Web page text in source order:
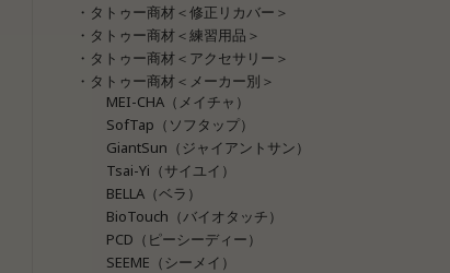
・タトゥー商材＜修正リカバー＞
・タトゥー商材＜練習用品＞
・タトゥー商材＜アクセサリー＞
・タトゥー商材＜メーカー別＞
MEI-CHA（メイチャ）
SofTap（ソフタップ）
GiantSun（ジャイアントサン）
Tsai-Yi（サイユイ）
BELLA（ベラ）
BioTouch（バイオタッチ）
PCD（ピーシーディー）
SEEME（シーメイ）